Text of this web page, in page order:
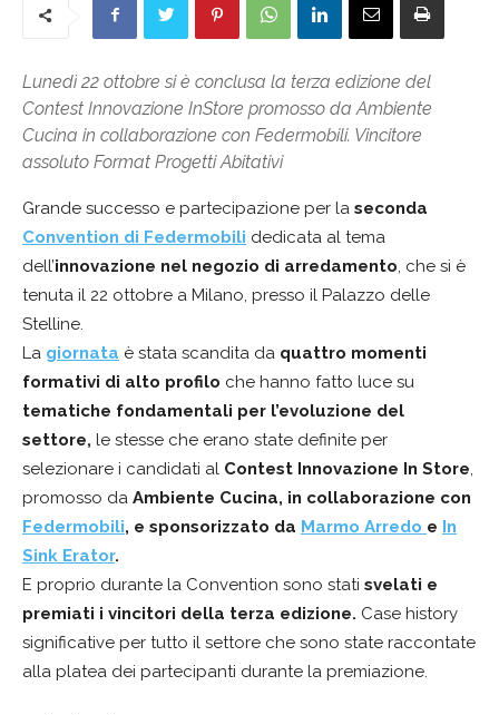
Lunedì 22 ottobre si è conclusa la terza edizione del
Contest Innovazione InStore promosso da Ambiente
Cucina in collaborazione con Federmobili. Vincitore
assoluto Format Progetti Abitativi
Grande successo e partecipazione per la seconda
Convention di Federmobili dedicata al tema
dell’innovazione nel negozio di arredamento, che si è
tenuta il 22 ottobre a Milano, presso il Palazzo delle
Stelline.
La giornata è stata scandita da quattro momenti
formativi di alto profilo che hanno fatto luce su
tematiche fondamentali per l’evoluzione del
settore, le stesse che erano state definite per
selezionare i candidati al Contest Innovazione In Store,
promosso da Ambiente Cucina, in collaborazione con
Federmobili, e sponsorizzato da Marmo Arredo e In
Sink Erator.
E proprio durante la Convention sono stati svelati e
premiati i vincitori della terza edizione. Case history
significative per tutto il settore che sono state raccontate
alla platea dei partecipanti durante la premiazione.